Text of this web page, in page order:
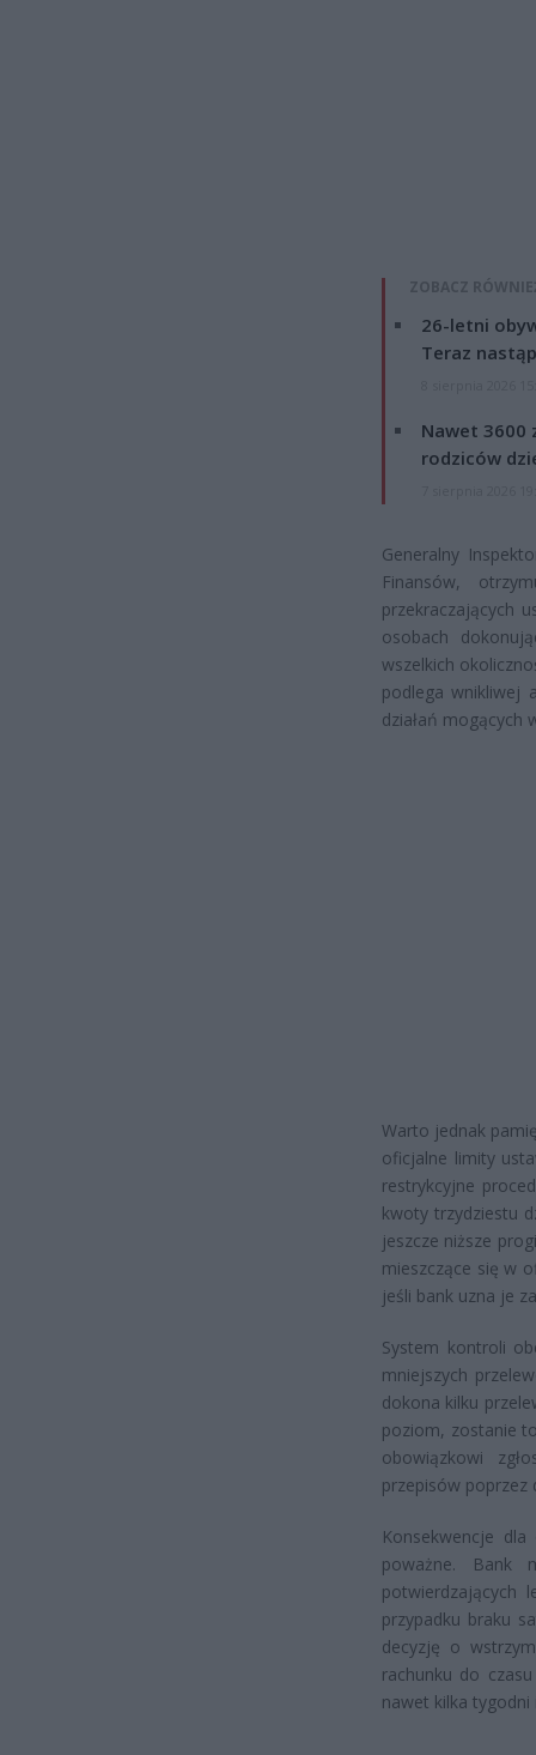
ZOBACZ
26-letni
Teraz
Nawet 3600
rodziców
Generalny
Finansów,
przekraczających
osobach
wszelkich
podlega wnikliwej
działań mogących
Warto jednak
oficjalne limity
restrykcyjne
kwoty trzydziestu
jeszcze niższe
mieszczące się w
jeśli bank uzna je
System kontroli
mniejszych
dokona kilku
poziom, zostanie
obowiązkowi
przepisów poprzez
Konsekwencje
poważne. Bank
potwierdzających
przypadku braku
decyzję o
rachunku do
nawet kilka